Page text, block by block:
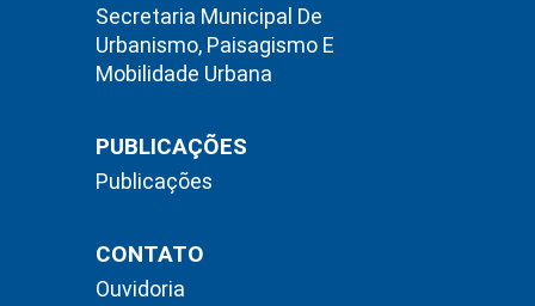
Secretaria Municipal De
Urbanismo, Paisagismo E
Mobilidade Urbana
PUBLICAÇÕES
Publicações
CONTATO
Ouvidoria